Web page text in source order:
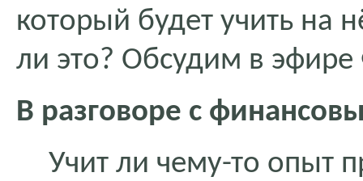
который будет учить на
ли это? Обсудим в эфире
В разговоре с
Учит ли чему-то опыт